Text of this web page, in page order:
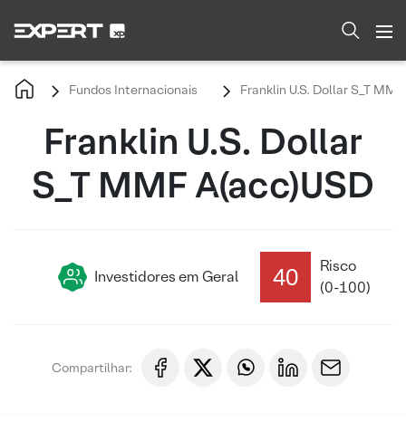
Fundos Internacionais Franklin U.S. Dollar S_T
Franklin U.S. Dollar
S_T MMF A(acc)USD
Investidores em Geral 40
Risco
(0-100)
Compartilhar: